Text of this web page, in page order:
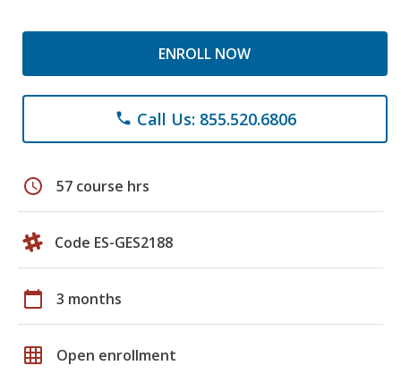
ENROLL NOW
phone Call Us: 855.520.6806
schedule 57 course hrs
Code ES-GES2188
calendar_today 3 months
grid_on Open enrollment